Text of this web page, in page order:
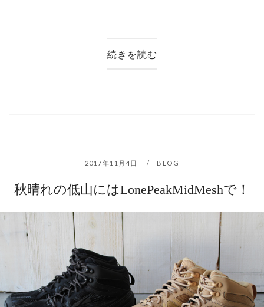
続きを読む
2017年11月4日 BLOG
秋晴れの低山にはLonePeakMidMeshで！